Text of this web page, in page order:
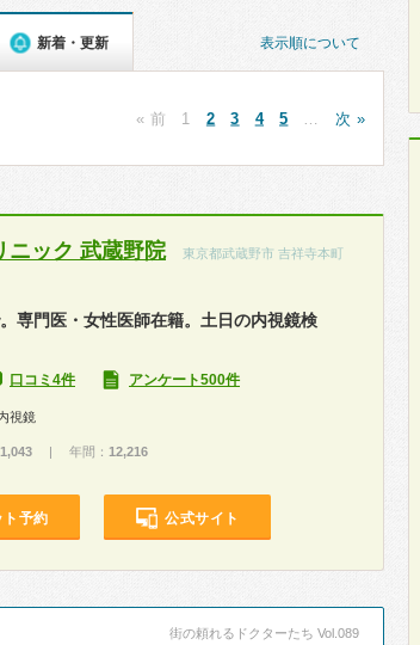
表示順について
新着・更新
« 前 1 2 3 4 5 次 »
ニック 武蔵野院 東京都武蔵野市 吉祥寺本町
専門医・女性医師在籍。土日の内視鏡検
口コミ4件 アンケート500件
視鏡
1,043 | 年間： 12,216
ト予約 公式サイト
街の頼れるドクターたち Vol.089